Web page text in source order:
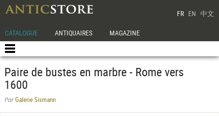
FR EN 中文
CATALOGUE ANTIQUAIRES MAGAZINE
Paire de bustes en marbre - Rome vers
1600
ParGalerie Sismann